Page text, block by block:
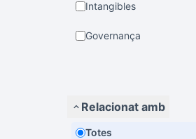
Intangibles
Governança
Relacionat amb
Totes